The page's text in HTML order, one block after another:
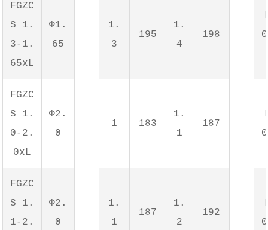
FGZC
S 1.
3-1.
65xL
Φ1.
65
1.
3
195
1.
4
198
FGZC
S 1.
0-2.
0xL
Φ2.
0
1 183
1.
1
187
FGZC
S 1.
1-2.
Φ2.
0
1.
1
187
1.
2
192